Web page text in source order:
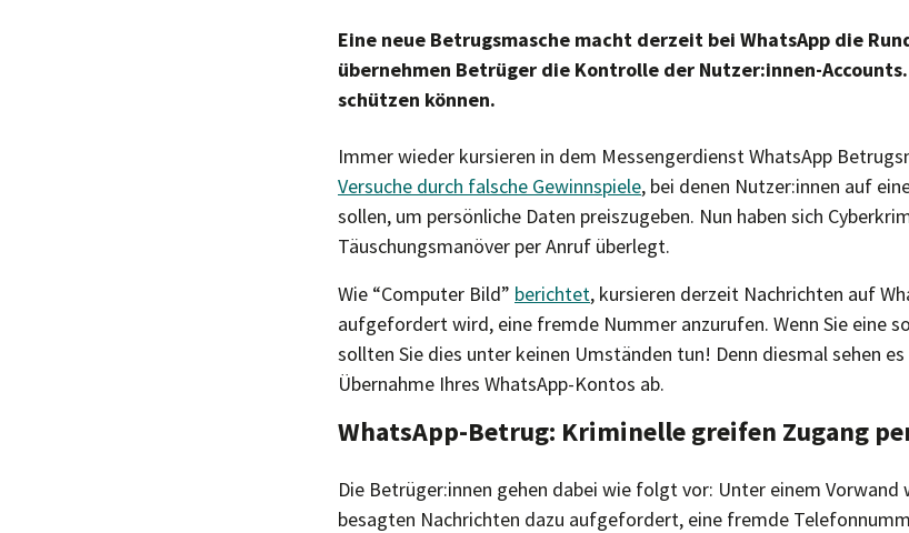
Eine neue Betrugsmasche macht derzeit bei WhatsApp die
übernehmen Betrüger die Kontrolle der Nutzer:innen-
schützen können.
Immer wieder kursieren in dem Messengerdienst WhatsApp
Versuche durch falsche Gewinnspiele, bei denen Nutzer:innen auf
sollen, um persönliche Daten preiszugeben. Nun haben sich
Täuschungsmanöver per Anruf überlegt.
Wie “Computer Bild” berichtet, kursieren derzeit Nachrichten auf
aufgefordert wird, eine fremde Nummer anzurufen. Wenn Sie eine
sollten Sie dies unter keinen Umständen tun! Denn diesmal sehen
Übernahme Ihres WhatsApp-Kontos ab.
WhatsApp-Betrug: Kriminelle greifen Zugang
Die Betrüger:innen gehen dabei wie folgt vor: Unter einem Vorwand
besagten Nachrichten dazu aufgefordert, eine fremde